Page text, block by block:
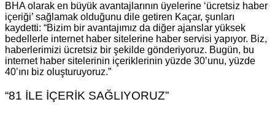
BHA olarak en büyük avantajlarının üyelerine ‘ücretsiz haber
içeriği’ sağlamak olduğunu dile getiren Kaçar, şunları
kaydetti: “Bizim bir avantajımız da diğer ajanslar yüksek
bedellerle internet haber sitelerine haber servisi yapıyor. Biz,
haberlerimizi ücretsiz bir şekilde gönderiyoruz. Bugün, bu
internet haber sitelerinin içeriklerinin yüzde 30’unu, yüzde
40’ını biz oluşturuyoruz.”
“81 İLE İÇERİK SAĞLIYORUZ”